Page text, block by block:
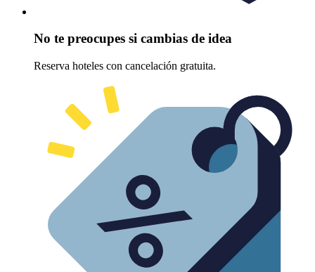
No te preocupes si cambias de idea
Reserva hoteles con cancelación gratuita.